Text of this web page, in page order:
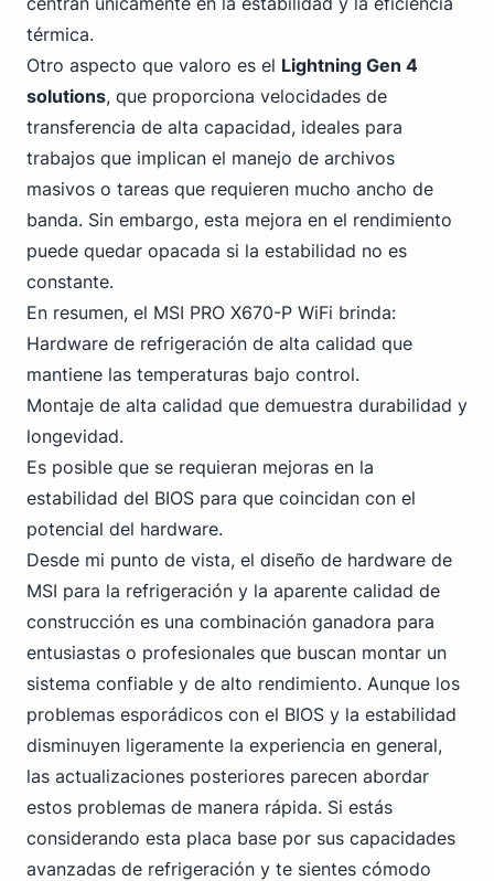
térmica.
Otro aspecto que valoro es el Lightning Gen 4
solutions, que proporciona velocidades de
transferencia de alta capacidad, ideales para
trabajos que implican el manejo de archivos
masivos o tareas que requieren mucho ancho de
banda. Sin embargo, esta mejora en el rendimiento
puede quedar opacada si la estabilidad no es
constante.
En resumen, el MSI PRO X670-P WiFi brinda:
Hardware de refrigeración de alta calidad que
mantiene las temperaturas bajo control.
Montaje de alta calidad que demuestra durabilidad y
longevidad.
Es posible que se requieran mejoras en la
estabilidad del BIOS para que coincidan con el
potencial del hardware.
Desde mi punto de vista, el diseño de hardware de
MSI para la refrigeración y la aparente calidad de
construcción es una combinación ganadora para
entusiastas o profesionales que buscan montar un
sistema confiable y de alto rendimiento. Aunque los
problemas esporádicos con el BIOS y la estabilidad
disminuyen ligeramente la experiencia en general,
las actualizaciones posteriores parecen abordar
estos problemas de manera rápida. Si estás
considerando esta placa base por sus capacidades
avanzadas de refrigeración y te sientes cómodo